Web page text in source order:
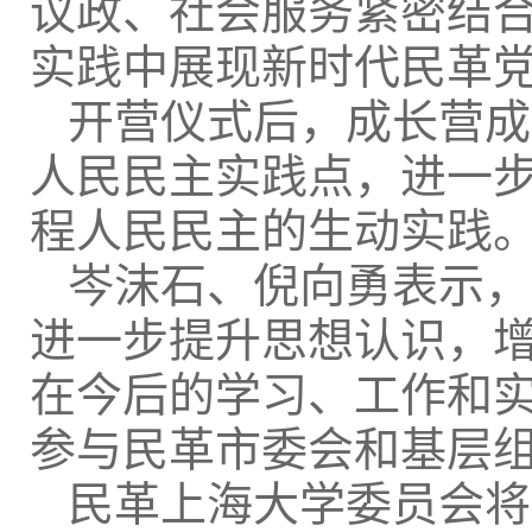
议政、社会服务紧密结
实践中展现新时代民革
开营仪式后，成长营
人民民主实践点，进一
程人民民主的生动实践
岑沫石、倪向勇表示
进一步提升思想认识，
在今后的学习、工作和
参与民革市委会和基层
民革上海大学委员会